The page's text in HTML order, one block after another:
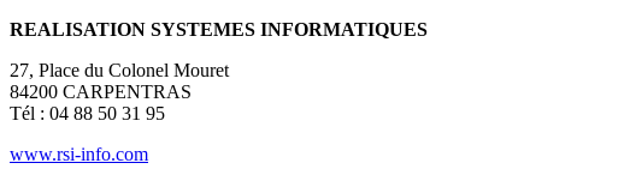
REALISATION SYSTEMES INFORMATIQUES
27, Place du Colonel Mouret
84200 CARPENTRAS
Tél : 04 88 50 31 95
www.rsi-info.com